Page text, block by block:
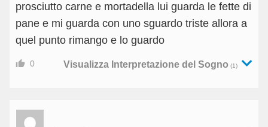
prosciutto carne e mortadella lui guarda le fette di
pane e mi guarda con uno sguardo triste allora a
quel punto rimango e lo guardo
0 Visualizza Interpretazione del Sogno (1)